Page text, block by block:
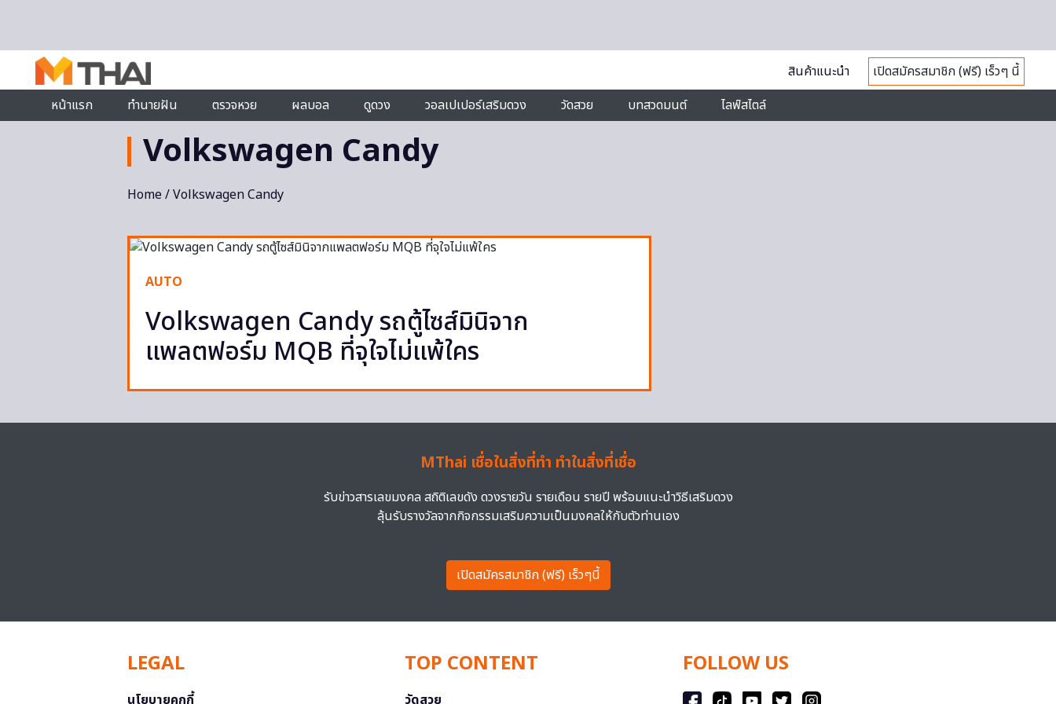
สินค้าแนะนำ
เปิดสมัครสมาชิก (ฟรี) เร็วๆ นี้
หน้าแรก
ทำนายฝัน ตรวจหวย ผลบอล ดูดวง วอลเปเปอร์เสริมดวง วัดสวย บทสวดมนต์ ไลฟ์สไตล์
Volkswagen Candy
Home/ Volkswagen Candy
AUTO
Volkswagen Candy รถตู้ไซส์มินิจาก
แพลตฟอร์ม MQB ที่จุใจไม่แพ้ใคร
MThai เชื่อในสิ่งที่ทำ ทำในสิ่งที่เชื่อ
รับข่าวสารเลขมงคล สถิติเลขดัง ดวงรายวัน รายเดือน รายปี พร้อมแนะนำวิธีเสริมดวง
ลุ้นรับรางวัลจากกิจกรรมเสริมความเป็นมงคลให้กับตัวท่านเอง
เปิดสมัครสมาชิก (ฟรี) เร็วๆนี้
LEGAL
นโยบายคุกกี้
TOP CONTENT
วัดสวย
FOLLOW US